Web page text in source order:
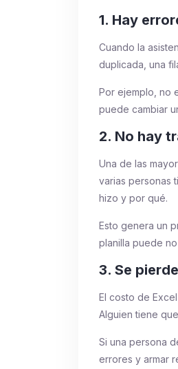
1. Hay
Cuando la
duplicada, una
Por ejemplo, no
puede cambiar
2. No hay
Una de las
varias personas
hizo y por qué.
Esto genera un
planilla puede
3. Se
El costo de
Alguien tiene
Si una persona
errores y armar